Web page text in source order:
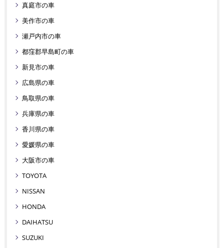
真庭市の車
美作市の車
瀬戸内市の車
都窪郡早島町の車
新見市の車
広島県の車
鳥取県の車
兵庫県の車
香川県の車
愛媛県の車
大阪市の車
TOYOTA
NISSAN
HONDA
DAIHATSU
SUZUKI